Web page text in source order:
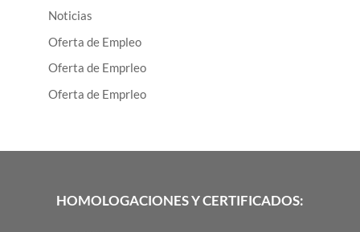
Noticias
Oferta de Empleo
Oferta de Emprleo
Oferta de Emprleo
HOMOLOGACIONES Y CERTIFICADOS: